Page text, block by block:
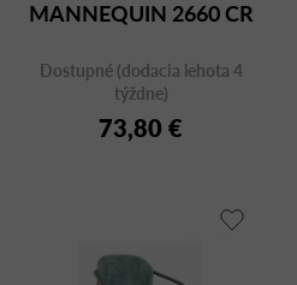
MANNEQUIN 2660 CR
Dostupné (dodacia lehota 4
týždne)
73,80 €